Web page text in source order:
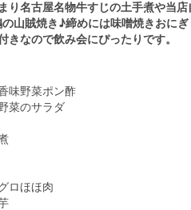
り名古屋名物牛すじの土手煮や当
の山賊焼き♪締めには味噌焼きおに
きなので飲み会にぴったりです。
味野菜ポン酢
菜のサラダ
ロほほ肉